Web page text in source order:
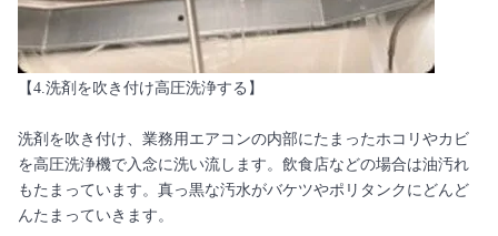
【4.洗剤を吹き付け高圧洗浄する】
洗剤を吹き付け、業務用エアコンの内部にたまったホコリやカビ
を高圧洗浄機で入念に洗い流します。飲食店などの場合は油汚れ
もたまっています。真っ黒な汚水がバケツやポリタンクにどんど
んたまっていきます。